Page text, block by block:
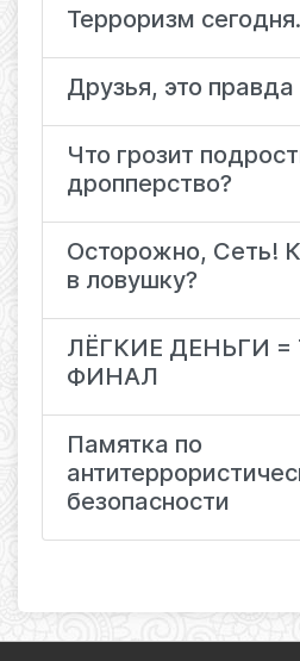
Терроризм
Друзья, это
Что грозит
дропперство?
Осторожно, Сеть!
в ловушку?
ЛЁГКИЕ ДЕНЬГИ
ФИНАЛ
Памятка по
безопасности